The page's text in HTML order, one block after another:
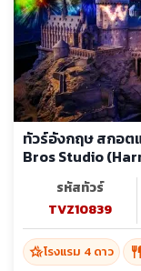
ทัวร์อังกฤษ สกอต
Bros Studio
รหัสทัวร์
TVZ10839
hotel_classโรงแรม 4 ดาว restaurant